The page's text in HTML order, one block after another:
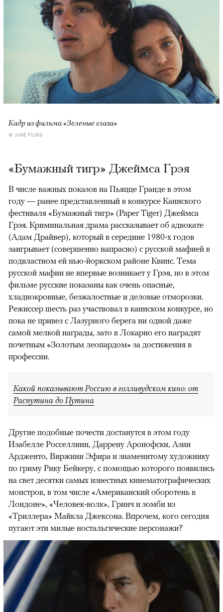
Кадр из фильма «Зеленые глаза»
© JUNE FILMS
«Бумажный тигр» Джеймса Грэя
В числе важных показов на Пьяцце Гранде в этом
году — ранее представленный в конкурсе Каннского
фестиваля «Бумажный тигр» (Paper Tiger) Джеймса
Грэя. Криминальная драма рассказывает об адвокате
(Адам Драйвер), который в середине 1980-х годов
заигрывает (совершенно напрасно) с русской мафией в
подвластном ей нью-йоркском районе Квинс. Тема
русской мафии не впервые возникает у Грэя, но в этом
фильме русские показаны как очень опасные,
хладнокровные, безжалостные и деловые отморозки.
Режиссер шесть раз участвовал в каннском конкурсе, но
пока не привез с Лазурного берега ни одной даже
самой мелкой награды, зато в Локарно его наградят
почетным «Золотым леопардом» за достижения в
профессии.
Какой показывают Россию в голливудском кино: от
Распутина до Путина
Другие подобные почести достанутся в этом году
Изабелле Росселлини, Даррену Аронофски, Азии
Ардженто, Виржини Эфира и знаменитому художнику
по гриму Рику Бейкеру, с помощью которого появились
на свет десятки самых известных кинематографических
монстров, в том числе «Американский оборотень в
Лондоне», «Человек-волк», Гринч и зомби из
«Триллера» Майкла Джексона. Впрочем, кого сегодня
пугают эти милые ностальгические персонажи?